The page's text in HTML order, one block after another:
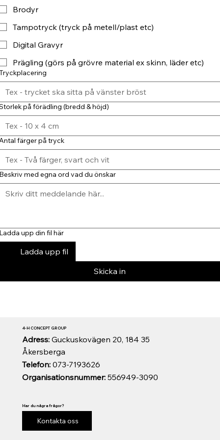
Brodyr
Tampotryck (tryck på metell/plast etc)
Digital Gravyr
Prägling (görs på grövre material ex skinn, läder etc)
på förädling (bredd & höjd)
färger på tryck
med egna ord vad du önskar
upp din fil här
Ladda upp fil
Skicka in
Organisationsnummer:556949-3090
Telefon:073-7193626
Adress: Guckuskovägen 20, 184 35
Åkersberga
4-H CONCEPT GROUP
Har du några frågor?
Kontakta oss